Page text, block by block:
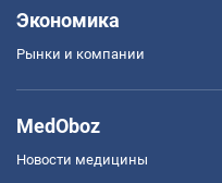
Экономика
Рынки и компании
MedOboz
Новости медицины